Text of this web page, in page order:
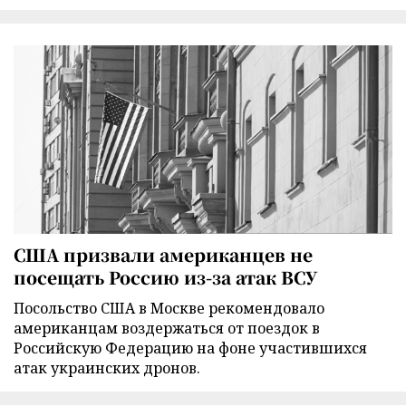
США призвали американцев не
посещать Россию из-за атак ВСУ
Посольство США в Москве рекомендовало
американцам воздержаться от поездок в
Российскую Федерацию на фоне участившихся
атак украинских дронов.